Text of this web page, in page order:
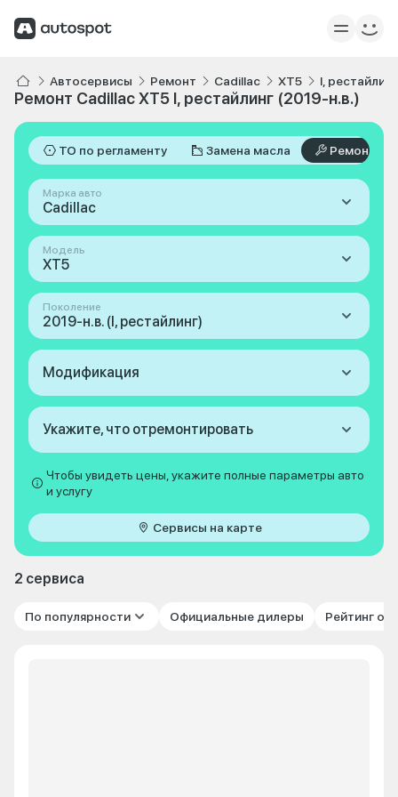
Автосервисы Ремонт Cadillac XT5 I,
Ремонт Cadillac XT5 I, рестайлинг (2019-н.в.)
ТО по регламенту Замена масла Ремонт
Марка авто
Cadillac
Модель
XT5
Поколение
2019-н.в. (I, рестайлинг)
Модификация
Укажите, что отремонтировать
Чтобы увидеть цены, укажите полные параметры авто
и услугу
Сервисы на карте
2 сервиса
По популярности Официальные дилеры Рейтинг